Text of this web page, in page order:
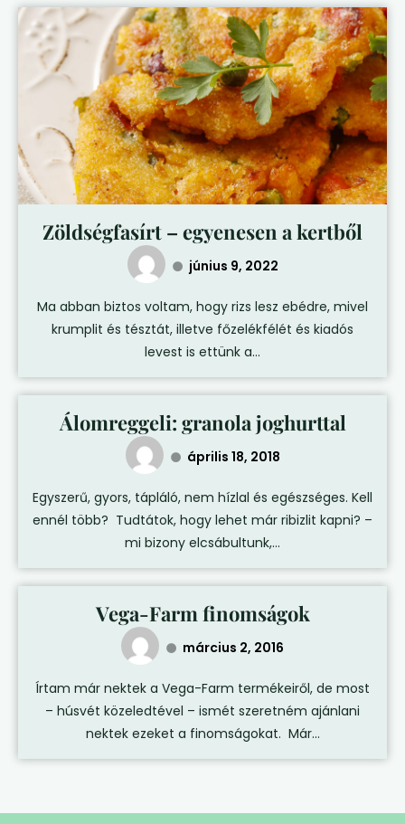
Zöldségfasírt – egyenesen a kertből
június 9, 2022
Ma abban biztos voltam, hogy rizs lesz ebédre, mivel
krumplit és tésztát, illetve főzelékfélét és kiadós
levest is ettünk a...
Álomreggeli: granola joghurttal
április 18, 2018
Egyszerű, gyors, tápláló, nem hízlal és egészséges. Kell
ennél több? Tudtátok, hogy lehet már ribizlit kapni? –
mi bizony elcsábultunk,...
Vega-Farm finomságok
március 2, 2016
Írtam már nektek a Vega-Farm termékeiről, de most
– húsvét közeledtével – ismét szeretném ajánlani
nektek ezeket a finomságokat. Már...